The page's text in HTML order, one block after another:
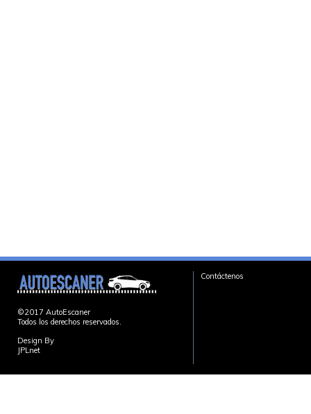
©2017 AutoEscaner
Todos los derechos reservados.
Design By
JPLnet
Contáctenos